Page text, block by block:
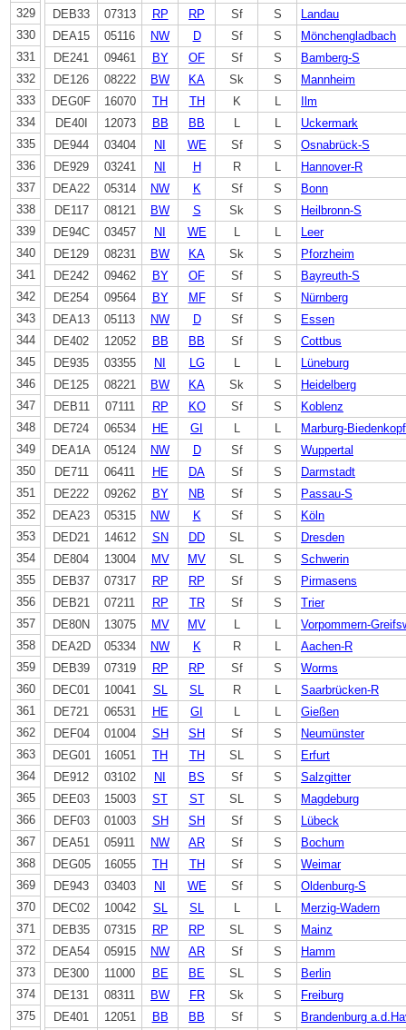
329
330
331
332
333
334
335
336
337
338
339
340
341
342
343
344
345
346
347
348
349
350
351
352
353
354
355
356
357
358
359
360
361
362
363
364
365
366
367
368
369
370
371
372
373
374
375
DEB33
07313 RP RP Sf S
Landau
DEA15
05116 NW D Sf S
Mönchengladbach
DE241
09461 BY OF Sf S
Bamberg-S
DE126
08222 BW KA Sk S
Mannheim
DEG0F
16070 TH TH K L
Ilm
DE40I
12073 BB BB L L
Uckermark
DE944
03404 NI WE Sf S
Osnabrück-S
DE929
03241 NI H R L
Hannover-R
DEA22
05314 NW K Sf S
Bonn
DE117
08121 BW S Sk S
Heilbronn-S
DE94C
03457 NI WE L L
Leer
DE129
08231 BW KA Sk S
Pforzheim
DE242
09462 BY OF Sf S
Bayreuth-S
DE254
09564 BY MF Sf S
Nürnberg
DEA13
05113 NW D Sf S
Essen
DE402
12052 BB BB Sf S
Cottbus
DE935
03355 NI LG L L
Lüneburg
DE125
08221 BW KA Sk S
Heidelberg
DEB11
07111 RP KO Sf S
Koblenz
DE724
06534 HE GI L L
Marburg-Biedenkopf
DEA1A
05124 NW D Sf S
Wuppertal
DE711
06411 HE DA Sf S
Darmstadt
DE222
09262 BY NB Sf S
Passau-S
DEA23
05315 NW K Sf S
Köln
DED21
14612 SN DD SL S
Dresden
DE804
13004 MV MV SL S
Schwerin
DEB37
07317 RP RP Sf S
Pirmasens
DEB21
07211 RP TR Sf S
Trier
DE80N
13075 MV MV L L
Vorpommern-
DEA2D
05334 NW K R L
Aachen-R
DEB39
07319 RP RP Sf S
Worms
DEC01
10041 SL SL R L
Saarbrücken-R
DE721
06531 HE GI L L
Gießen
DEF04
01004 SH SH Sf S
Neumünster
DEG01
16051 TH TH SL S
Erfurt
DE912
03102 NI BS Sf S
Salzgitter
DEE03
15003 ST ST SL S
Magdeburg
DEF03
01003 SH SH Sf S
Lübeck
DEA51
05911 NW AR Sf S
Bochum
DEG05
16055 TH TH Sf S
Weimar
DE943
03403 NI WE Sf S
Oldenburg-S
DEC02
10042 SL SL L L
Merzig-Wadern
DEB35
07315 RP RP SL S
Mainz
DEA54
05915 NW AR Sf S
Hamm
DE300
11000 BE BE SL S
Berlin
DE131
08311 BW FR Sk S
Freiburg
DE401
12051 BB BB Sf S
Brandenburg